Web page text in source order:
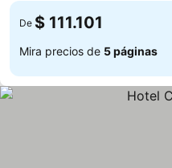
De $ 111.101
Mira precios de 5 páginas